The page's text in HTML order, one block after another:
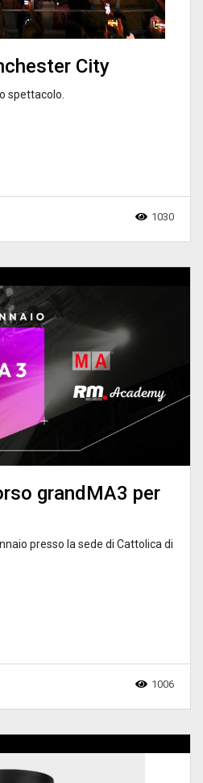
City
spettacolo.
1030
grandMA3 per
presso la sede di Cattolica di
1006